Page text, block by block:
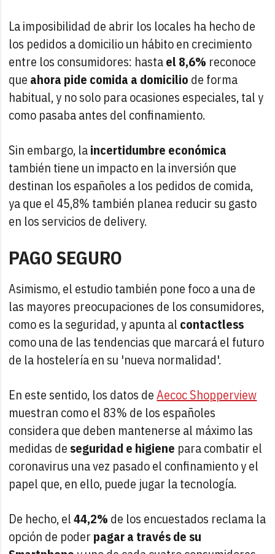
La imposibilidad de abrir los locales ha hecho de
los pedidos a domicilio un hábito en crecimiento
entre los consumidores: hastael 8,6% reconoce
que ahora pide comida a domicilio de forma
habitual, y no solo para ocasiones especiales, tal y
como pasaba antes del confinamiento.
Sin embargo, laincertidumbre económica
también tiene un impacto en la inversión que
destinan los españoles a los pedidos de comida,
ya que el 45,8% también planea reducir su gasto
en los servicios de delivery.
PAGO SEGURO
Asimismo, el estudio también pone foco a una de
las mayores preocupaciones de los consumidores,
como es la seguridad, y apunta al contactless
como una de las tendencias que marcará el futuro
de la hostelería en su 'nueva normalidad'.
En este sentido, los datos deAecoc Shopperview
muestran como el 83% de los españoles
considera que deben mantenerse al máximo las
medidas de seguridad e higiene para combatir el
coronavirus una vez pasado el confinamiento y el
papel que, en ello, puede jugar la tecnología.
De hecho, el44,2% de los encuestados reclama la
opción de poder pagar a través de su